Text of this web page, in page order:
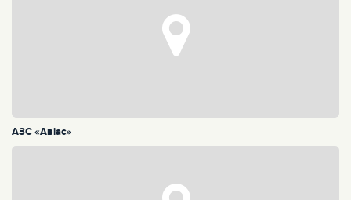
АЗС «Авiас»